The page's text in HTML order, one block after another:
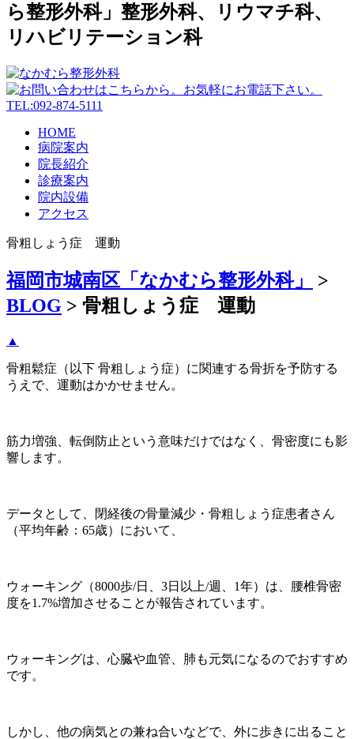
ら整形外科」整形外科、リウマチ科、
リハビリテーション科
HOME
病院案内
院長紹介
診療案内
院内設備
アクセス
骨粗しょう症 運動
福岡市城南区「なかむら整形外科」
>
BLOG > 骨粗しょう症 運動
▲
骨粗鬆症（以下 骨粗しょう症）に関連する骨折を予防する
うえで、運動はかかせません。
筋力増強、転倒防止という意味だけではなく、骨密度にも影
響します。
データとして、閉経後の骨量減少・骨粗しょう症患者さん
（平均年齢：65歳）において、
ウォーキング（8000歩/日、3日以上/週、1年）は、腰椎骨密
度を1.7%増加させることが報告されています。
ウォーキングは、心臓や血管、肺も元気になるのでおすすめ
です。
しかし、他の病気との兼ね合いなどで、外に歩きに出ること